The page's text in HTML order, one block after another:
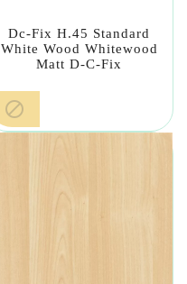
Dc-Fix H.45 Standard
White Wood Whitewood
Matt D-C-Fix
